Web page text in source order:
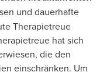
und dauerhafte
Therapietreue
hat sich
die den
einschränken. Um